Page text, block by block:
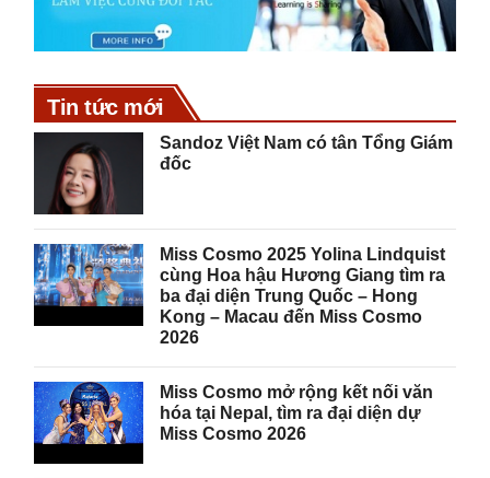
Tin tức mới
Sandoz Việt Nam có tân Tổng Giám
đốc
Miss Cosmo 2025 Yolina Lindquist
cùng Hoa hậu Hương Giang tìm ra
ba đại diện Trung Quốc – Hong
Kong – Macau đến Miss Cosmo
2026
Miss Cosmo mở rộng kết nối văn
hóa tại Nepal, tìm ra đại diện dự
Miss Cosmo 2026